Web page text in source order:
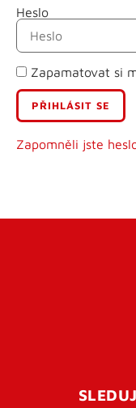
Heslo
Zapamatovat si
Zapomněli jste
Příjmení
E-mail
Uživatelské jméno